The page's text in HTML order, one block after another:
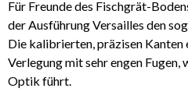
Für Freunde des Fischgrät-
der Ausführung Versailles den
Die kalibrierten, präzisen Kanten
Verlegung mit sehr engen Fugen,
Optik führt.